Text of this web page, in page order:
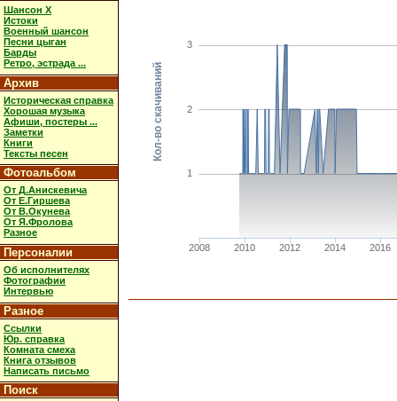
Шансон X
Истоки
Военный шансон
Песни цыган
Барды
Ретро, эстрада ...
Архив
Историческая справка
Хорошая музыка
Афиши, постеры ...
Заметки
Книги
Тексты песен
Фотоальбом
От Д.Анискевича
От Е.Гиршева
От В.Окунева
От Я.Фролова
Разное
Персоналии
Об исполнителях
Фотографии
Интервью
Разное
Ссылки
Юр. справка
Комната смеха
Книга отзывов
Написать письмо
Поиск
2008 2010 2012 2014 2016
1
2
3
Кол-во скачиваний